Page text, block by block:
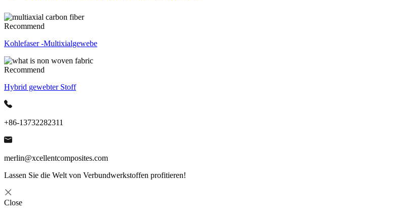
Recommend
Kohlefaser -Multixialgewebe
Recommend
Hybrid gewebter Stoff
+86-13732282311
merlin@xcellentcomposites.com
Lassen Sie die Welt von Verbundwerkstoffen profitieren!
Close